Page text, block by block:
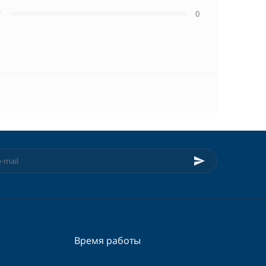
0
Время работы